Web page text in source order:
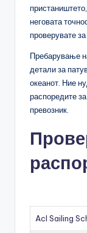
неговата
проверувате
Пребарување
детали за
океанот. Ние
распоредите
превозник.
Acl Sailing